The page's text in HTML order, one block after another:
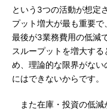
という3つの活動が想定
プット増大が最も重要で
最後が3業務費用の低減
スループットを増大す
め、理論的な限界がな
にはできないからです。
また在庫・投資の低減